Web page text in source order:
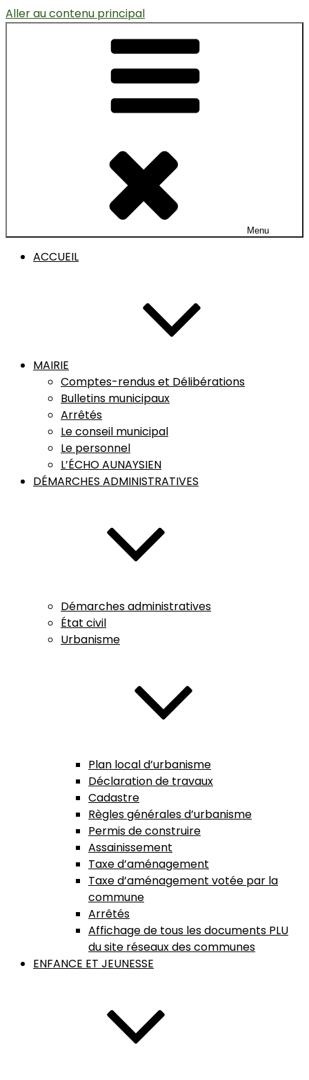
Aller au contenu principal
Menu
ACCUEIL
MAIRIE
Comptes-rendus et Délibérations
Bulletins municipaux
Arrêtés
Le conseil municipal
Le personnel
L’ÉCHO AUNAYSIEN
DÉMARCHES ADMINISTRATIVES
Démarches administratives
État civil
Urbanisme
Plan local d’urbanisme
Déclaration de travaux
Cadastre
Règles générales d’urbanisme
Permis de construire
Assainissement
Taxe d’aménagement
Taxe d’aménagement votée par la
commune
Arrêtés
Affichage de tous les documents PLU
du site réseaux des communes
ENFANCE ET JEUNESSE